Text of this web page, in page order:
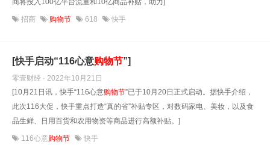
商将投入100亿平台流量和10亿商品补贴，助力]
招商 购物节 618 快手
[快手启动“116心意购物节”]
零壹财经 · 2022年10月21日
[10月21日讯，快手“116心意购物节”已于10月20日正式启动。据快手介绍，
此次116大促，快手重点打造“真的省”补贴专区，对数码家电、美妆，以及食
品生鲜、日用百货和农用物资等商品进行高额补贴。]
116心意购物节 快手